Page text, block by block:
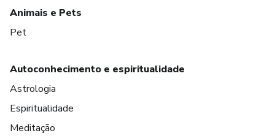
Animais e Pets
Pet
Autoconhecimento e espiritualidade
Astrologia
Espiritualidade
Meditação